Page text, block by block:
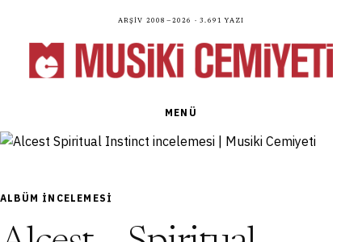
Arşiv 2008—2026 · 3.691 yazı
MENÜ
ALBÜM INCELEMESI